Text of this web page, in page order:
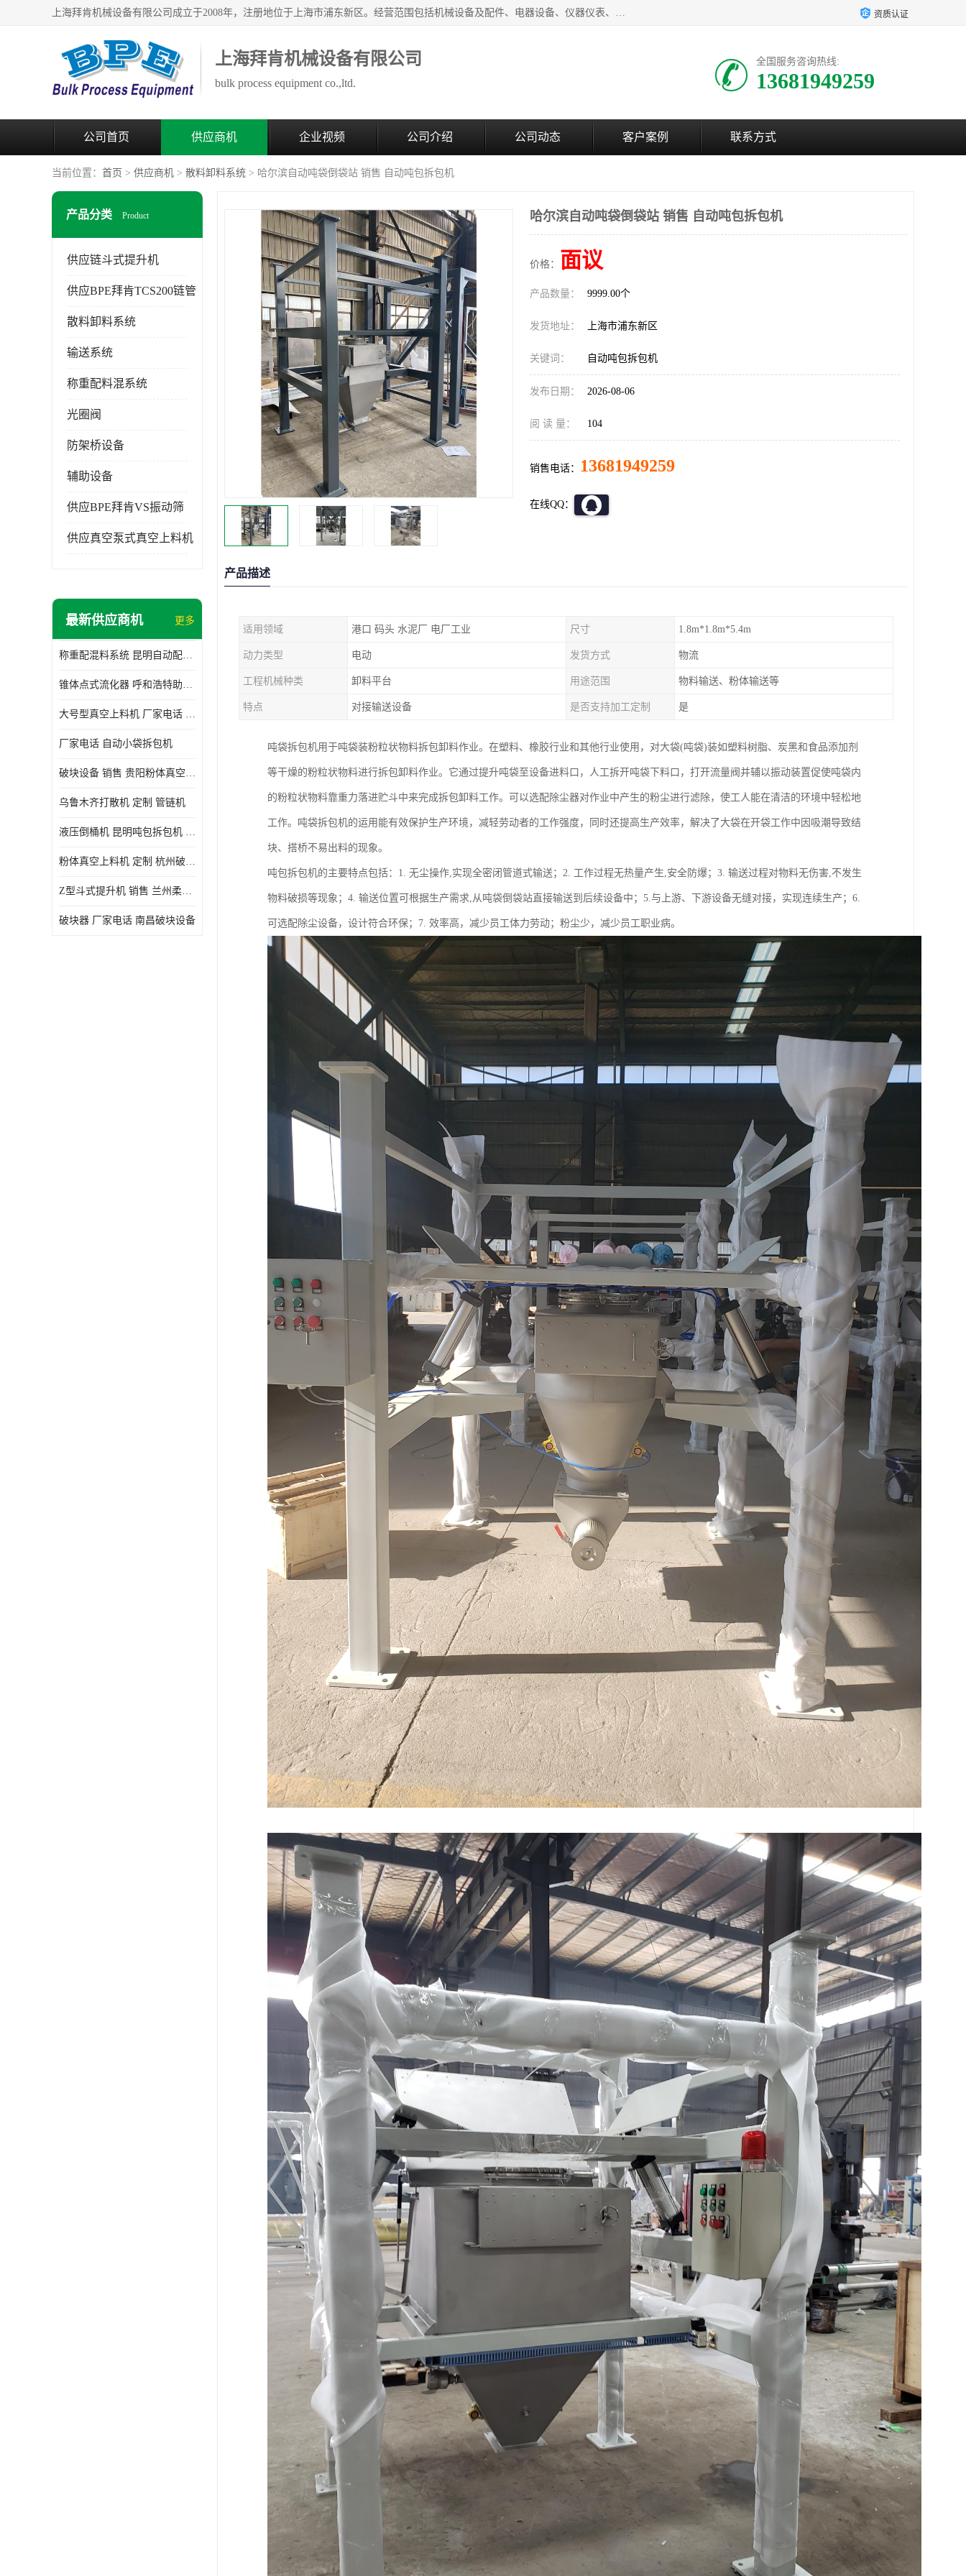
上海拜肯机械设备有限公司成立于2008年，注册地位于上海市浦东新区。经营范围包括机械设备及配件、电器设备、仪器仪表、化工原料及产品、软件及辅助设备，机械设备及配件的制造、加工等；主要产品有：气力输送，小袋倒袋站，吨袋倒袋站，倒桶机，集装箱卸料系统，Z型斗式输送机，螺旋输送机，管链输送机，真空上料机，流化器，配混料系统，软管等。 资质认证
上海拜肯机械设备有限公司
bulk process equipment co.,ltd.
全国服务咨询热线:
13681949259
公司首页 供应商机 企业视频 公司介绍 公司动态 客户案例 联系方式
当前位置： 首页 > 供应商机 > 散料卸料系统 > 哈尔滨自动吨袋倒袋站 销售 自动吨包拆包机
产品分类 Product
供应链斗式提升机
供应BPE拜肯TCS200链管
散料卸料系统
输送系统
称重配料混系统
光圈阀
防架桥设备
辅助设备
供应BPE拜肯VS振动筛
供应真空泵式真空上料机
最新供应商机 更多
称重配混料系统 昆明自动配料系统 厂家电话
锥体点式流化器 呼和浩特助流料斗 厂家
大号型真空上料机 厂家电话 武汉粉体料管链机
厂家电话 自动小袋拆包机
破块设备 销售 贵阳粉体真空上料机
乌鲁木齐打散机 定制 管链机
液压倒桶机 昆明吨包拆包机 定制
粉体真空上料机 定制 杭州破块器
Z型斗式提升机 销售 兰州柔性螺旋输送机
破块器 厂家电话 南昌破块设备
哈尔滨自动吨袋倒袋站 销售 自动吨包拆包机
价格： 面议
产品数量： 9999.00个
发货地址： 上海市浦东新区
关键词： 自动吨包拆包机
发布日期： 2026-08-06
阅 读 量： 104
销售电话： 13681949259
在线QQ：
产品描述
适用领域 港口 码头 水泥厂 电厂工业 尺寸 1.8m*1.8m*5.4m
动力类型 电动 发货方式 物流
工程机械种类 卸料平台 用途范围 物料输送、粉体输送等
特点 对接输送设备 是否支持加工定制 是
吨袋拆包机用于吨袋装粉粒状物料拆包卸料作业。在塑料、橡胶行业和其他行业使用，对大袋(吨袋)装如塑料树脂、炭黑和食品添加剂
等干燥的粉粒状物料进行拆包卸料作业。它通过提升吨袋至设备进料口，人工拆开吨袋下料口，打开流量阀并辅以振动装置促使吨袋内
的粉粒状物料靠重力落进贮斗中来完成拆包卸料工作。可以选配除尘器对作业中产生的粉尘进行滤除，使工人能在清洁的环境中轻松地
工作。吨袋拆包机的运用能有效保护生产环境，减轻劳动者的工作强度，同时还提高生产效率，解决了大袋在开袋工作中因吸潮导致结
块、搭桥不易出料的现象。
吨包拆包机的主要特点包括：1. 无尘操作,实现全密闭管道式输送；2. 工作过程无热量产生,安全防爆；3. 输送过程对物料无伤害,不发生
物料破损等现象；4. 输送位置可根据生产需求,从吨袋倒袋站直接输送到后续设备中；5.与上游、下游设备无缝对接，实现连续生产；6.
可选配除尘设备，设计符合环保；7. 效率高，减少员工体力劳动；粉尘少，减少员工职业病。